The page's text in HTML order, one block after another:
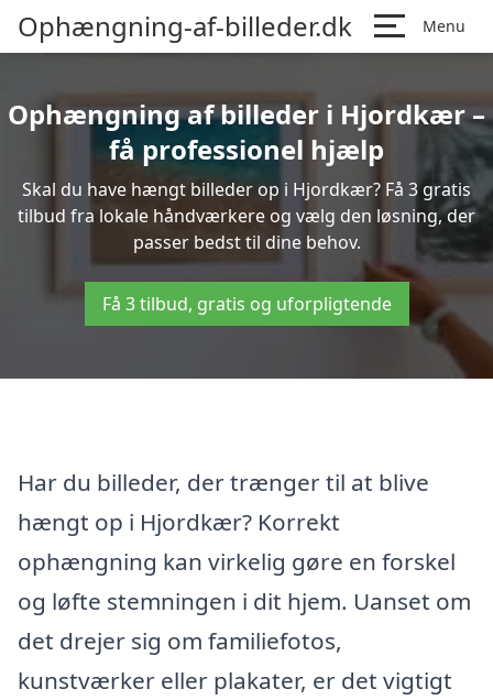
Ophængning-af-billeder.dk Menu
Ophængning af billeder i Hjordkær –
få professionel hjælp
Skal du have hængt billeder op i Hjordkær? Få 3 gratis
tilbud fra lokale håndværkere og vælg den løsning, der
passer bedst til dine behov.
Få 3 tilbud, gratis og uforpligtende
Har du billeder, der trænger til at blive
hængt op i Hjordkær? Korrekt
ophængning kan virkelig gøre en forskel
og løfte stemningen i dit hjem. Uanset om
det drejer sig om familiefotos,
kunstværker eller plakater, er det vigtigt